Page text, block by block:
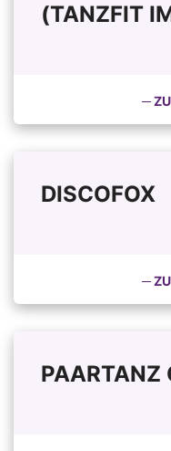
(TANZFIT
─
DISCOFOX
─
PAARTANZ